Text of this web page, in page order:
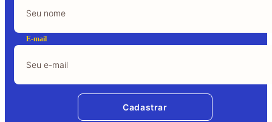
E-mail
Cadastrar